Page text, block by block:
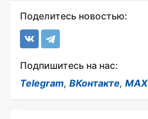
Поделитесь новостью:
Подпишитесь на нас:
Telegram, ВКонтакте, MAX